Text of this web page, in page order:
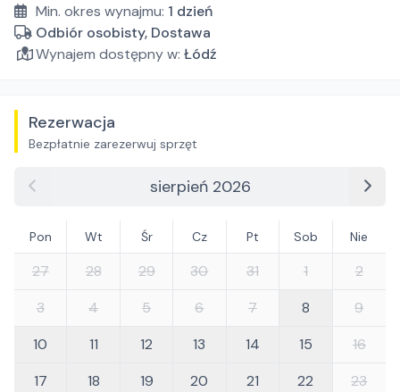
Min. okres wynajmu: 1 dzień
Odbiór osobisty, Dostawa
Wynajem dostępny w: Łódź
Rezerwacja
Bezpłatnie zarezerwuj sprzęt
sierpień 2026
Pon Wt Śr Cz Pt Sob Nie
27 28 29 30 31 1
2
3
4 5 6 7 8
9
10
11 12 13 14 15
16
17
18 19 20 21 22
23